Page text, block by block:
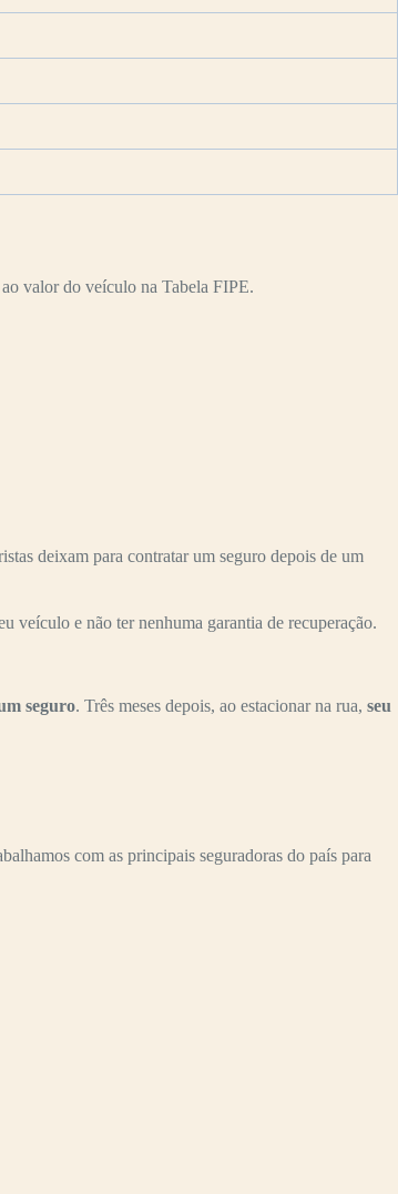
valor do veículo na Tabela FIPE.
deixam para contratar um seguro depois de um
veículo e não ter nenhuma garantia de recuperação.
seguro. Três meses depois, ao estacionar na rua, seu
com as principais seguradoras do país para